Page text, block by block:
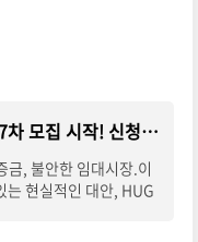
HUG 든든전세주택 7차 모집 시작! 신청 조건과 절차 총정리
금, 불안한 임대시장.이
는 현실적인 대안, HUG